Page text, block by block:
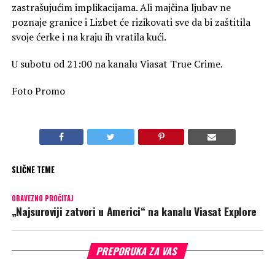
zastrašujućim implikacijama. Ali majčina ljubav ne
poznaje granice i Lizbet će rizikovati sve da bi zaštitila
svoje ćerke i na kraju ih vratila kući.
U subotu od 21:00 na kanalu Viasat True Crime.
Foto Promo
SLIČNE TEME
OBAVEZNO PROČITAJ
„Najsuroviji zatvori u Americi“ na kanalu Viasat Explore
PREPORUKA ZA VAS